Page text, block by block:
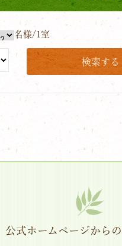
名様/1室
検索する
公式ホームページから